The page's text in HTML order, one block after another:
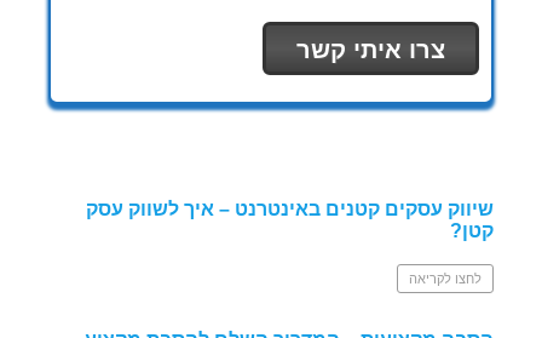
שיווק עסקים קטנים באינטרנט – איך לשווק עסק
קטן?
לחצו לקריאה